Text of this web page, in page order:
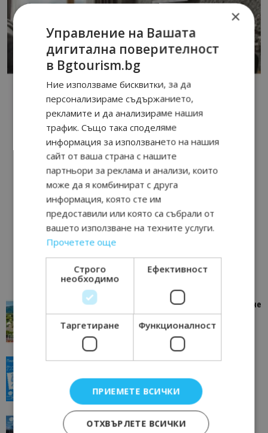
“Пощенска картичка от…”: Петрич – Изживяване
отвъд очакваното
Петрич 11/07/2026 11:22
“Пощенска картичка от…”: Пловдив, градът на
Пловдив 23/06/2026 10:00
“Пощенска картичка от…”: Перник – град на
традициите, културата и вдъхновяващите...
×
Управление на Вашата
дигитална поверителност
в Bgtourism.bg
Ние използваме бисквитки, за да
персонализираме съдържанието,
рекламите и да анализираме нашия
трафик. Също така споделяме
информация за използването на нашия
сайт от ваша страна с нашите
партньори за реклама и анализи, които
може да я комбинират с друга
информация, която сте им
предоставили или която са събрали от
вашето използване на техните услуги.
Прочетете още
Строго
необходимо
Ефективност
Таргетиране Функционалност
ПРИЕМЕТЕ ВСИЧКИ
ОТХВЪРЛЕТЕ ВСИЧКИ